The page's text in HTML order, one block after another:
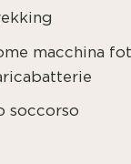
macchina
soccorso